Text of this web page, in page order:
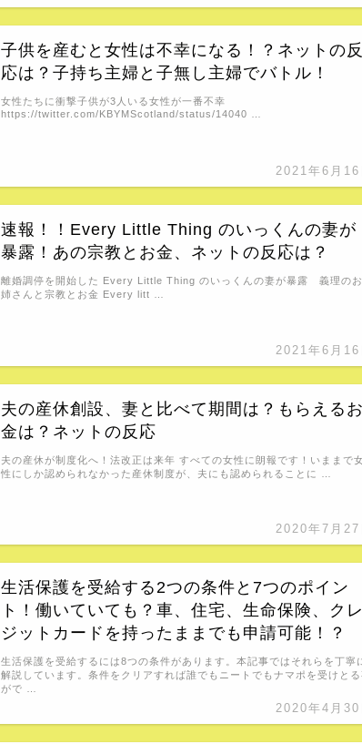
子供を産むと女性は不幸になる！？ネットの反
応は？子持ち主婦と子無し主婦でバトル！
2021年6月16
女性たちに衝撃子供が3人いる女性が一番不幸
https://twitter.com/KBYMScotland/status/14040 …
速報！！Every Little Thing のいっくんの妻が
暴露！あの宗教とお金、ネットの反応は？
2021年6月16
離婚調停を開始した Every Little Thing のいっくんの妻が暴露 義理のお
姉さんと宗教とお金 Every litt …
夫の産休創設、妻と比べて期間は？もらえるお
金は？ネットの反応
2020年7月27
夫の産休が制度化へ！法改正は来年 すべての女性に朗報です！いままで
性にしか認められなかった産休制度が、夫にも認められることに …
生活保護を受給する2つの条件と7つのポイン
ト！働いていても？車、住宅、生命保険、クレ
ジットカードを持ったままでも申請可能！？
2020年4月30
生活保護を受給するには8つの条件があります。本記事ではそれらを丁寧
解説しています。条件をクリアすれば誰でもニートでもナマポを受けとる
がで …